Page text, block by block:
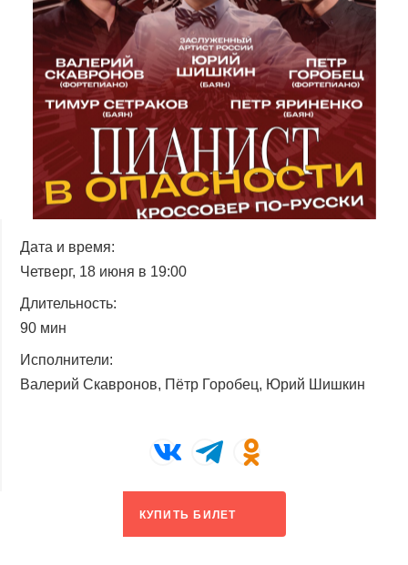
Дата и время:
Четверг, 18 июня в 19:00
Длительность:
90 мин
Исполнители:
Валерий Скавронов, Пётр Горобец, Юрий Шишкин
КУПИТЬ БИЛЕТ
СМИ О НАС
ВИДЕО
ДОСТУПНАЯ СРЕДА
Войти в личный кабинет